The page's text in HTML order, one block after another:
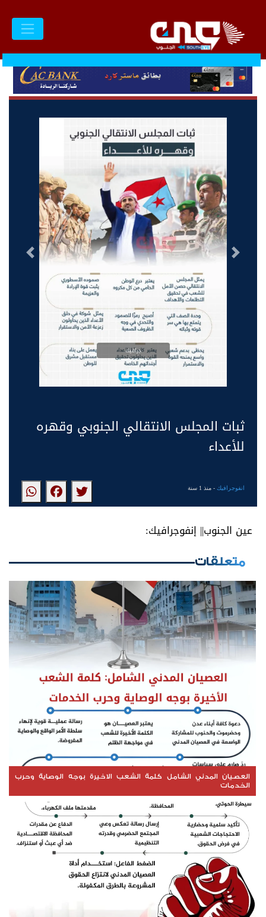
جرافيك
التالى السابق
ثبات المجلس الانتقالي الجنوبي وقهره
للأعداء
انفوجرافيك- منذ 1 سنة
عين الجنوب|| إنفوجرافيك:
متعلقات
العصيان المدني الشامل كلمة الشعب الاخيرة بوجه الوصاية وحرب
الخدمات